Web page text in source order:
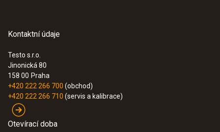
Kontaktní údaje
Testo s.r.o.
Jinonická 80
158 00 Praha
+420 222 266 700 (obchod)
+420 222 266 710 (servis a kalibrace)
Otevírací doba